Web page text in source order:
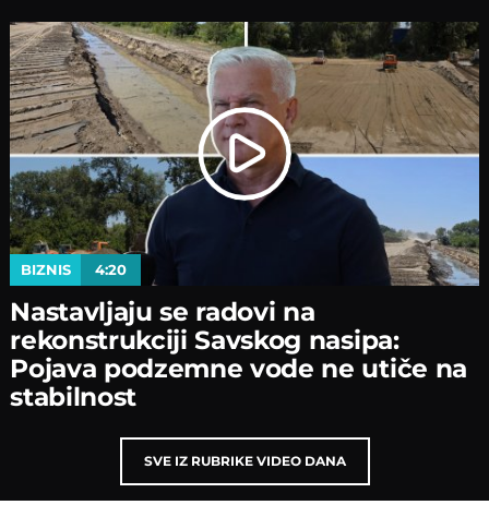
BIZNIS 4:20
Nastavljaјu se radovi na
rekonstrukciјi Savskog nasipa:
Poјava podzemne vode ne utiče na
stabilnost
SVE IZ RUBRIKE VIDEO DANA